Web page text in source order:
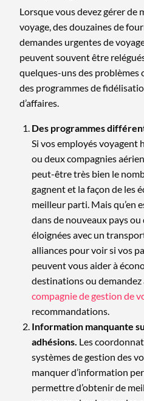
Lorsque vous devez gérer de
voyage, des douzaines de
demandes urgentes de
peuvent souvent être
quelques-uns des problèmes
des programmes de
d’affaires.
Des programmes
Si vos employés voyagent
ou deux compagnies
peut-être très bien le
gagnent et la façon de les
meilleur parti. Mais qu’en
dans de nouveaux pays ou
éloignées avec un
alliances pour voir si vos
peuvent vous aider à
destinations ou
compagnie de gestion de
recommandations.
Information manquante
adhésions. Les
systèmes de gestion des
manquer d’information
permettre d’obtenir de